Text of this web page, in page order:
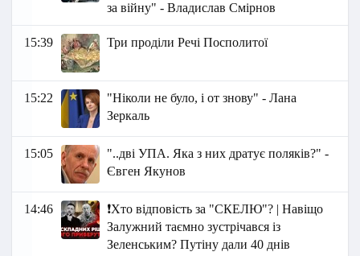
за війну" - Владислав Смірнов
15:39 Три проділи Речі Посполитої
15:22
"Ніколи не було, і от знову" - Лана
Зеркаль
15:05
"..дві УПА. Яка з них дратує поляків?" -
Євген Якунов
14:46
❗️Хто відповість за "СКЕЛЮ"? | Навіщо
Залужний таємно зустрічався із
Зеленським? Путіну дали 40 днів